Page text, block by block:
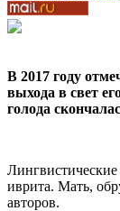
В 2017 году
выхода в свет
голода
иврита. Мать,
авторов.